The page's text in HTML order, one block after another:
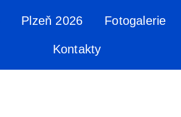
Plzeň 2026 Fotogalerie
Kontakty